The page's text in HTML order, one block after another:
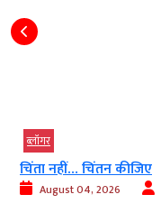
ब्‍लॉगर
चिंता नहीं… चिंतन कीजिए
August 04, 2026